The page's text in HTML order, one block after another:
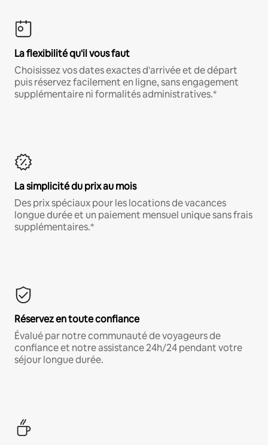
La flexibilité qu'il vous faut
Choisissez vos dates exactes d'arrivée et de départ
puis réservez facilement en ligne, sans engagement
supplémentaire ni formalités administratives.*
La simplicité du prix au mois
Des prix spéciaux pour les locations de vacances
longue durée et un paiement mensuel unique sans frais
supplémentaires.*
Réservez en toute confiance
Évalué par notre communauté de voyageurs de
confiance et notre assistance 24h/24 pendant votre
séjour longue durée.